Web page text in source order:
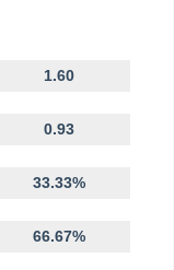
1.60
0.93
33.33%
66.67%